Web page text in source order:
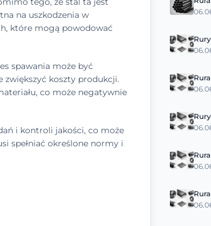
na uszkodzenia w
które mogą powodować
spawania może być
koszty produkcji.
co może negatywnie
i kontroli jakości, co może
spełniać określone normy i